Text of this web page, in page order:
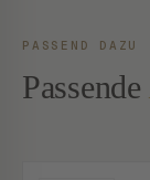
PASSEND DAZU
Passende